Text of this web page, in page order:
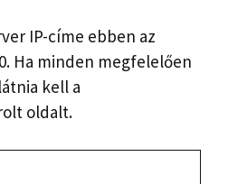
IP-címe ebben az
Ha minden megfelelően
kell a
oldalt.